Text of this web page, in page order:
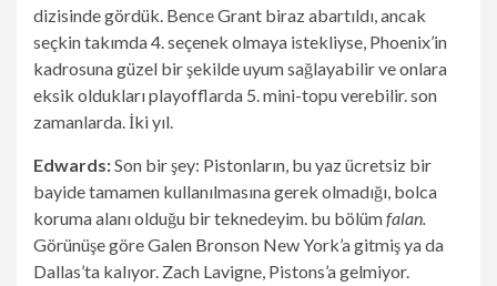
dizisinde gördük. Bence Grant biraz abartıldı, ancak
seçkin takımda 4. seçenek olmaya istekliyse, Phoenix’in
kadrosuna güzel bir şekilde uyum sağlayabilir ve onlara
eksik oldukları playofflarda 5. mini-topu verebilir. son
zamanlarda. İki yıl.
Edwards:Son bir şey: Pistonların, bu yaz ücretsiz bir
bayide tamamen kullanılmasına gerek olmadığı, bolca
koruma alanı olduğu bir teknedeyim. bu bölümfalan.
Görünüşe göre Galen Bronson New York’a gitmiş ya da
Dallas’ta kalıyor. Zach Lavigne, Pistons’a gelmiyor.